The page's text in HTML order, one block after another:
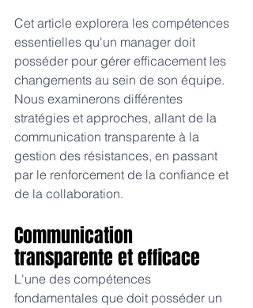
Cet article explorera les compétences
essentielles qu'un manager doit
posséder pour gérer efficacement les
changements au sein de son équipe.
Nous examinerons différentes
stratégies et approches, allant de la
communication transparente à la
gestion des résistances, en passant
par le renforcement de la confiance et
de la collaboration.
Communication
transparente et efficace
L'une des compétences
fondamentales que doit posséder un